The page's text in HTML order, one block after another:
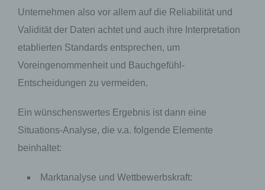
Unternehmen also vor allem auf die Reliabilität und
Validität der Daten achtet und auch ihre Interpretation
etablierten Standards entsprechen, um
Voreingenommenheit und Bauchgefühl-
Entscheidungen zu vermeiden.
Ein wünschenswertes Ergebnis ist dann eine
Situations-Analyse, die v.a. folgende Elemente
beinhaltet:
Marktanalyse und Wettbewerbskraft: